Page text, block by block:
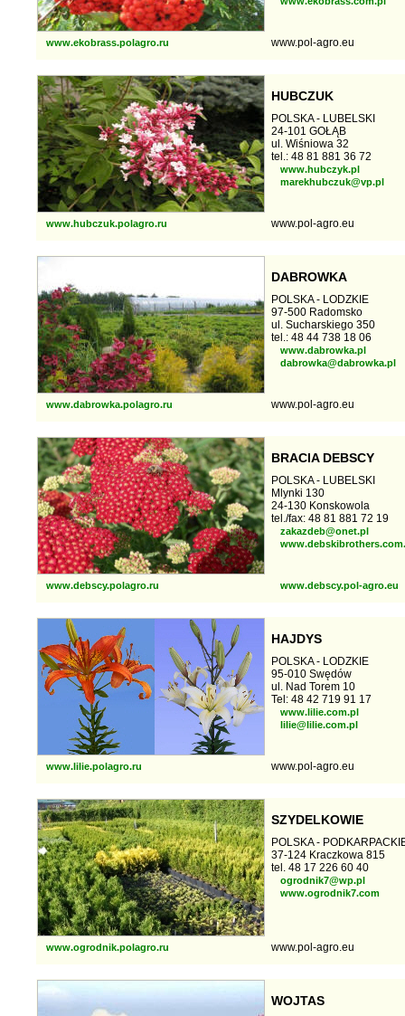
www.ekobrass.polagro.ru www.pol-agro.eu
HUBCZUK
POLSKA - LUBELSKI
24-101 GOŁĄB
ul. Wiśniowa 32
tel.: 48 81 881 36 72
www.hubczyk.pl
marekhubczuk@vp.pl
www.hubczuk.polagro.ru www.pol-agro.eu
DABROWKA
POLSKA - LODZKIE
97-500 Radomsko
ul. Sucharskiego 350
tel.: 48 44 738 18 06
www.dabrowka.pl
dabrowka@dabrowka.pl
www.dabrowka.polagro.ru www.pol-agro.eu
BRACIA DEBSCY
POLSKA - LUBELSKI
Mlynki 130
24-130 Konskowola
tel./fax: 48 81 881 72 19
zakazdeb@onet.pl
www.debscy.polagro.ru www.debscy.pol-agro.eu
HAJDYS
POLSKA - LODZKIE
95-010 Swędów
ul. Nad Torem 10
Tel: 48 42 719 91 17
www.lilie.com.pl
lilie@lilie.com.pl
www.lilie.polagro.ru www.pol-agro.eu
SZYDELKOWIE
POLSKA -
37-124 Kraczkowa 815
tel. 48 17 226 60 40
ogrodnik7@wp.pl
www.ogrodnik7.com
www.ogrodnik.polagro.ru www.pol-agro.eu
WOJTAS